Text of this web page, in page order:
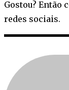
Gostou? Então
redes sociais.